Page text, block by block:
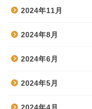
2024年11月
2024年8月
2024年6月
2024年5月